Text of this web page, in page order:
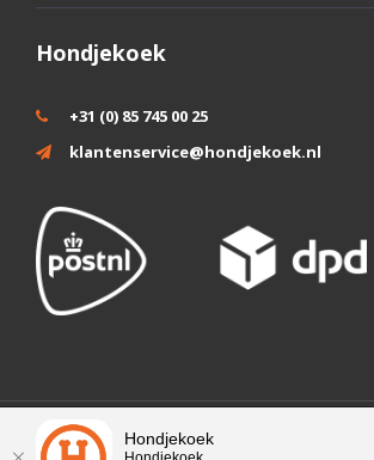
Hondjekoek
+31 (0) 85 745 00 25
klantenservice@hondjekoek.nl
Wij slaan cookies op om onze website te
Hondjekoek